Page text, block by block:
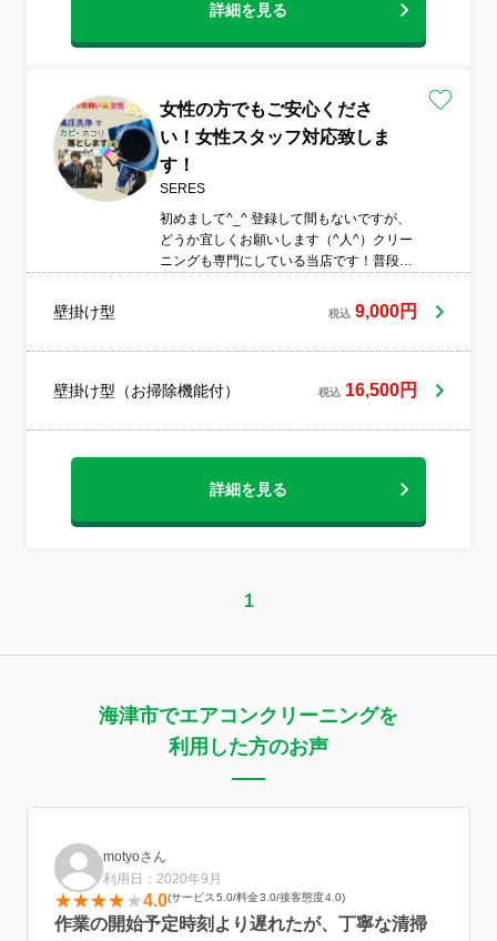
詳細を見る
女性の方でもご安心くださ
い！女性スタッフ対応致しま
す！
SERES
初めまして^_^ 登録して間もないですが、
どうか宜しくお願いします（^人^）クリー
ニングも専門にしている当店です！普段は
おりますが、年間600件を超えるクリーニ
ング技術者！特殊な洗浄機械や、洗浄スプ
わせいただければ幸いです。皆様のエアコ
しいです♪宜しくお願いしますm(_ _)m
壁掛け型 税込 9,000円
壁掛け型（お掃除機能付） 税込 16,500円
詳細を見る
1
海津市でエアコンクリーニングを
利用した方のお声
motyoさん
利用日：2020年9月
4.0 サービス 5.0 料金3.0 接客態度4.0
作業の開始予定時刻より遅れたが、丁寧な清掃